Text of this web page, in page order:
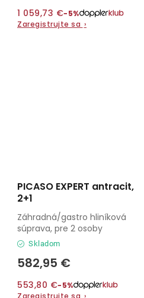
1 059,73 €−5%
Zaregistrujte sa ›
PICASO EXPERT antracit,
2+1
Skladom
582,95 €
553,80 €−5%
Zaregistrujte sa ›
Záhradná/gastro hliníková
súprava, pre 2 osoby